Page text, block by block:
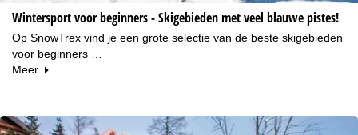
Wintersport voor beginners - Skigebieden met veel blauwe pistes!
Op SnowTrex vind je een grote selectie van de beste skigebieden
voor beginners …
Meer